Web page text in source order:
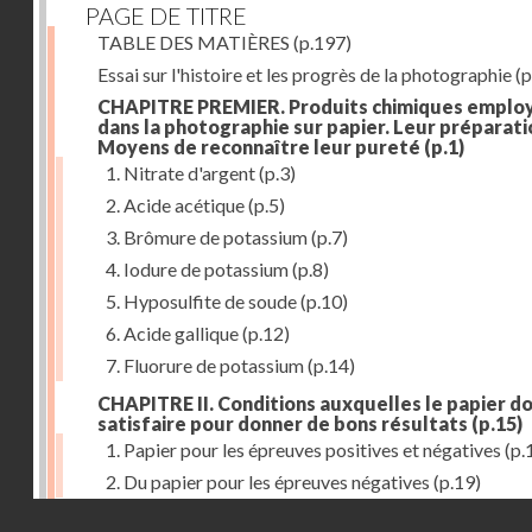
PAGE DE TITRE
TABLE DES MATIÈRES (p.197)
Essai sur l'histoire et les progrès de la photographie
CHAPITRE PREMIER. Produits chimiques
dans la photographie sur papier. Leur
Moyens de reconnaître leur pureté (p.1)
1. Nitrate d'argent(p.3)
2. Acide acétique(p.5)
3. Brômure de potassium(p.7)
4. Iodure de potassium(p.8)
5. Hyposulfite de soude(p.10)
6. Acide gallique(p.12)
7. Fluorure de potassium(p.14)
CHAPITRE II. Conditions auxquelles le papier
satisfaire pour donner de bons résultats (p.15)
1. Papier pour les épreuves positives et négatives
2. Du papier pour les épreuves négatives (p.19)